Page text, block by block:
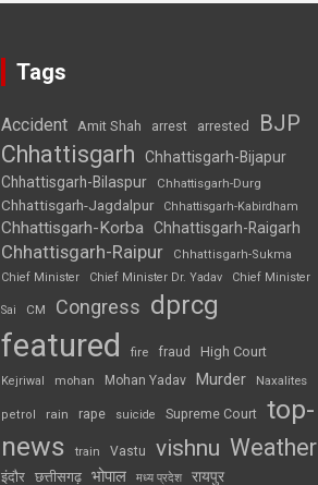
Tags
Accident Amit Shah arrest arrested BJP
Chhattisgarh
Chhattisgarh-Bijapur
Chhattisgarh-Bilaspur
Chhattisgarh-Durg
Chhattisgarh-Jagdalpur Chhattisgarh-Kabirdham
Chhattisgarh-Korba Chhattisgarh-Raigarh
Chhattisgarh-Raipur
Chhattisgarh-Sukma
Chief Minister
Chief Minister Dr. Yadav Chief Minister
Sai CM Congress dprcg
featured fire fraud High Court
Kejriwal mohan Mohan Yadav Murder Naxalites
petrol rain rape suicide Supreme Court top-
news
train Vastu vishnu Weather
इंदौर छत्तीसगढ़ भोपाल मध्य प्रदेश रायपुर